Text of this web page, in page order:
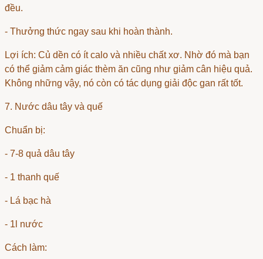
đều.
- Thưởng thức ngay sau khi hoàn thành.
Lợi ích: Củ dền có ít calo và nhiều chất xơ. Nhờ đó mà bạn
có thể giảm cảm giác thèm ăn cũng như giảm cân hiệu quả.
Không những vậy, nó còn có tác dụng giải độc gan rất tốt.
7. Nước dâu tây và quế
Chuẩn bị:
- 7-8 quả dâu tây
- 1 thanh quế
- Lá bạc hà
- 1l nước
Cách làm: